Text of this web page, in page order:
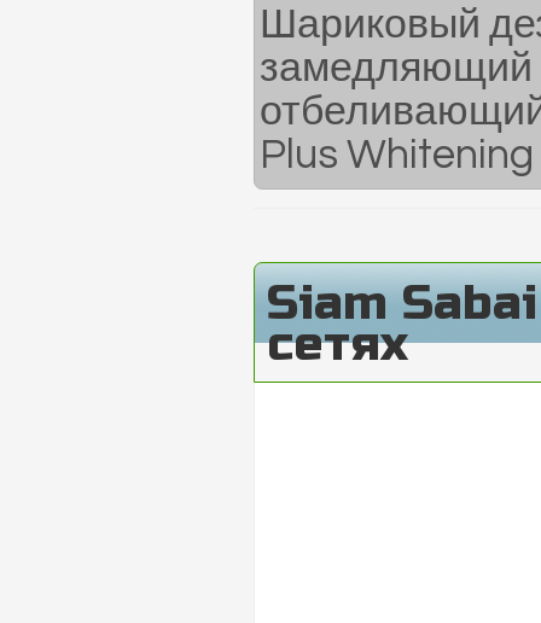
Шариковый
замедляющий
Plus Whitening
Siam
сетях